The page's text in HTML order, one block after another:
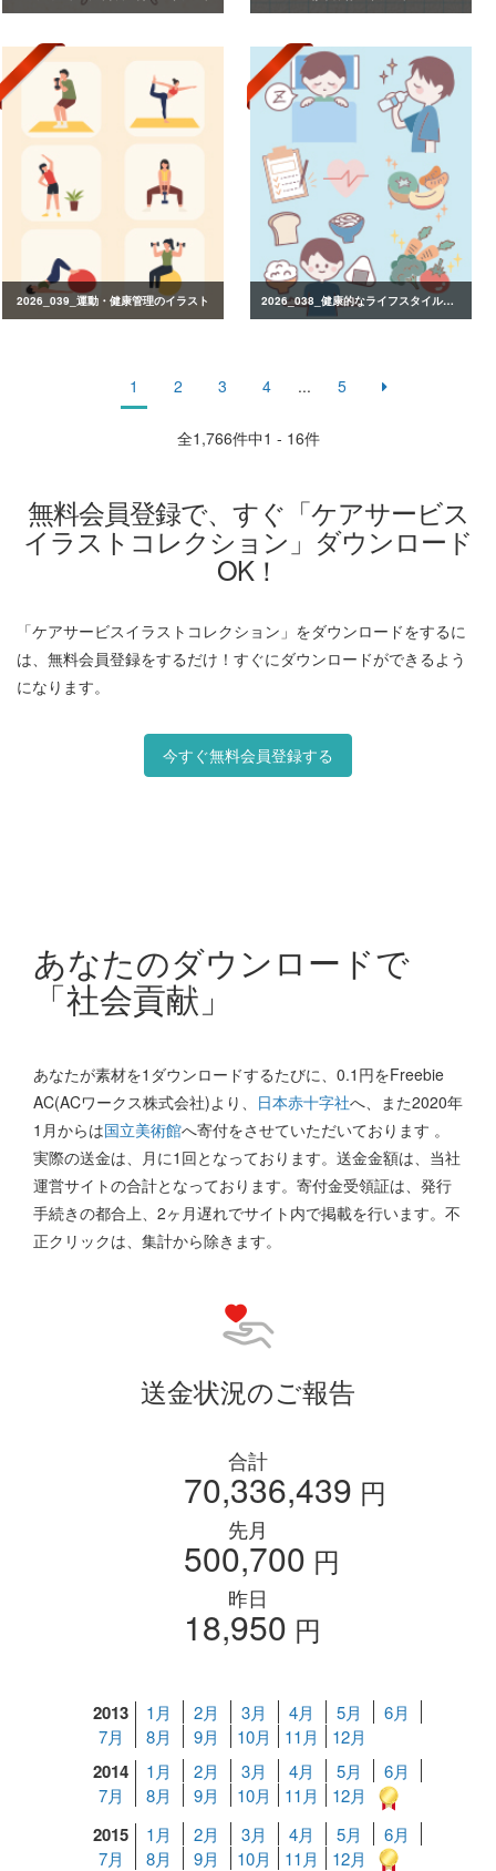
2026_039_運動・健康管理のイラスト 2026_038_健康的なライフスタイルのイラスト
1 2 3 4 ... 5
全1,766件中1 - 16件
無料会員登録で、すぐ「ケアサービス
イラストコレクション」ダウンロード
OK！
「ケアサービスイラストコレクション」をダウンロードをするに
は、無料会員登録をするだけ！すぐにダウンロードができるよう
になります。
今すぐ無料会員登録する
あなたのダウンロードで
「社会貢献」
あなたが素材を1ダウンロードするたびに、0.1円をFreebie
AC(ACワークス株式会社)より、 日本赤十字社へ、また2020年
1月からは国立美術館へ寄付をさせていただいております 。
実際の送金は、月に1回となっております。送金金額は、当社
運営サイトの合計となっております。寄付金受領証は、発行
手続きの都合上、2ヶ月遅れでサイト内で掲載を行います。不
正クリックは、集計から除きます。
送金状況のご報告
合計
70,336,439 円
先月
500,700 円
昨日
18,950 円
2013 1月 2月 3月 4月 5月
6月
7月
8月 9月 10月 11月 12月
2014 1月 2月 3月 4月 5月
6月
7月
8月 9月 10月 11月 12月
2015 1月 2月 3月 4月 5月
6月
7月
8月 9月 10月 11月 12月